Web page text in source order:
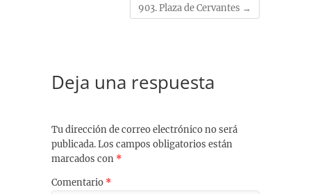
903. Plaza de Cervantes →
Deja una respuesta
Tu dirección de correo electrónico no será
publicada.Los campos obligatorios están
marcados con *
Comentario *